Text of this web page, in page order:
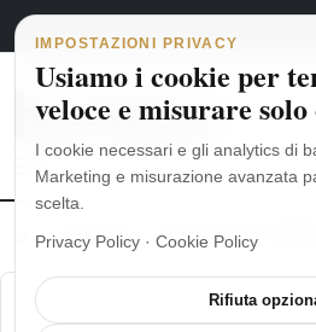
Vai al contenuto
Navigazione
6 agosto 2026
MoonSwatch: dalle origini al
IMPOSTAZIONI PRIVACY
Usiamo i cookie per
veloce e misurare solo
I cookie necessari e gli analytics di
Marketing e misurazione avanzata
scelta.
Privacy Policy · Cookie Policy
Rifiuta